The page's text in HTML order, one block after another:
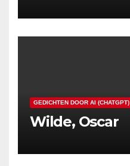
GEDICHTEN DOOR AI (CHATGPT)
Wilde, Oscar